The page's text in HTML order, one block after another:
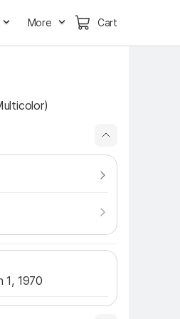
More Cart
1, 1970